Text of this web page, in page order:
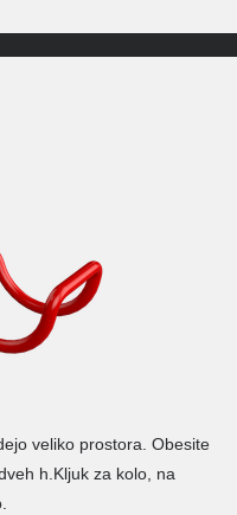
veliko prostora. Obesite
h.Kljuk za kolo, na